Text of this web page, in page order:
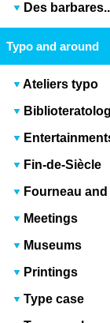
Des
Typo and around
Ateliers typo
Fin-de-Siècle
Fourneau
Meetings
Museums
Printings
Type case